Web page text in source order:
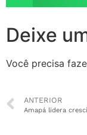
Deixe
Você precisa
ANTERIOR